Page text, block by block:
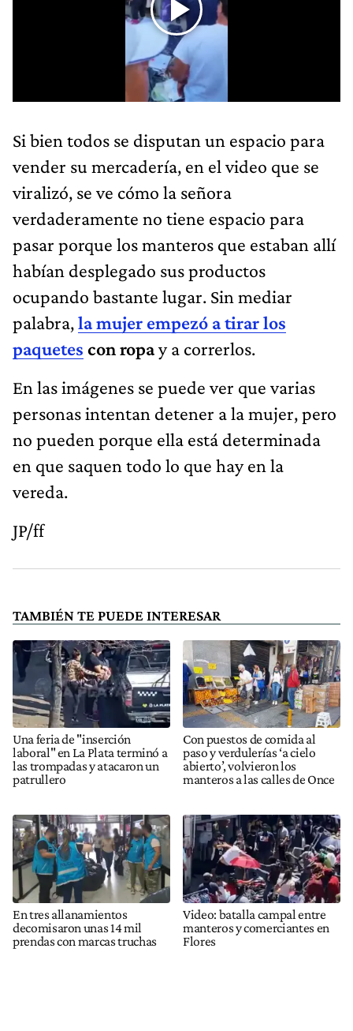
Si bien todos se disputan un espacio para
vender su mercadería, en el video que se
viralizó, se ve cómo la señora
verdaderamente no tiene espacio para
pasar porque los manteros que estaban allí
habían desplegado sus productos
ocupando bastante lugar. Sin mediar
palabra,la mujer empezó a tirar los
paquetes con ropay a correrlos.
En las imágenes se puede ver que varias
personas intentan detener a la mujer, pero
no pueden porque ella está determinada
en que saquen todo lo que hay en la
vereda.
JP/ff
TAMBIÉN TE PUEDE INTERESAR
Una feria de "inserción
laboral" en La Plata terminó a
las trompadas y atacaron un
patrullero
Con puestos de comida al
paso y verdulerías ‘a cielo
abierto’, volvieron los
manteros a las calles de Once
En tres allanamientos
decomisaron unas 14 mil
prendas con marcas truchas
Video: batalla campal entre
manteros y comerciantes en
Flores